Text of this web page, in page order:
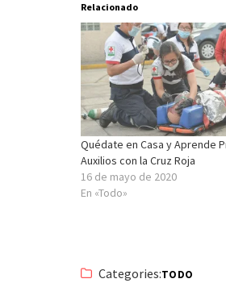
Relacionado
Quédate en Casa y Aprende
Auxilios con la Cruz Roja
16 de mayo de 2020
En «Todo»
Categories:TODO